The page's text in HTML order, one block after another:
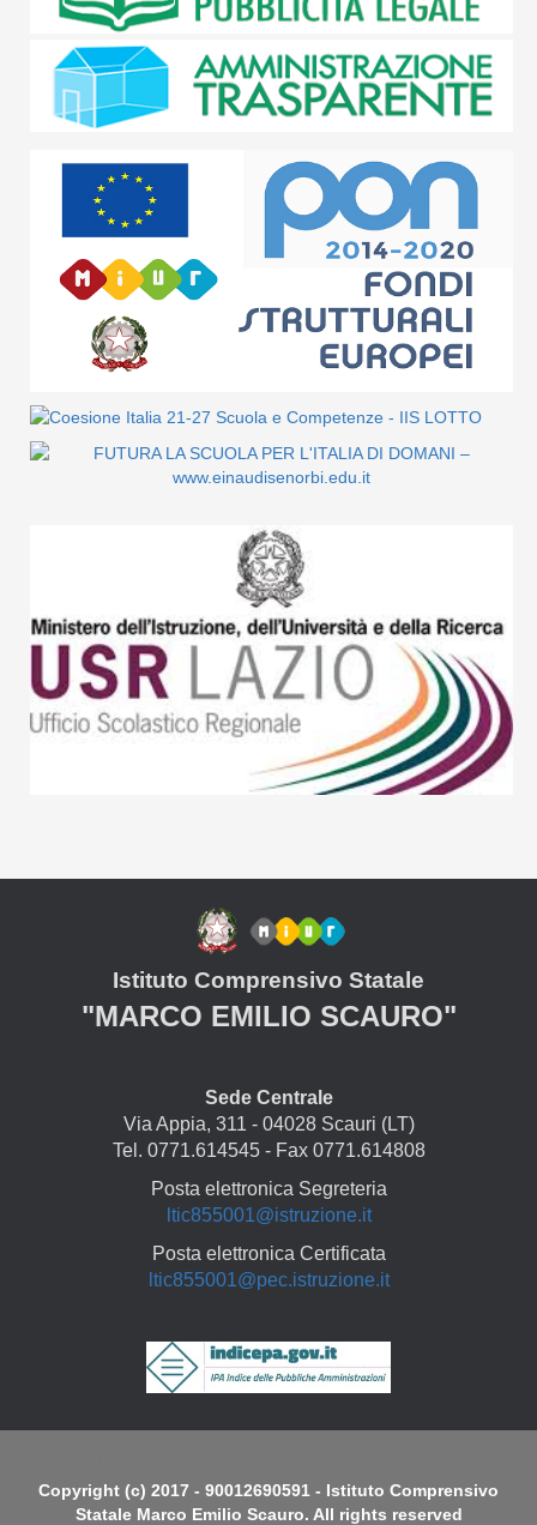
Istituto Comprensivo Statale
"MARCO EMILIO SCAURO"
Sede Centrale
Via Appia, 311 - 04028 Scauri (LT)
Tel. 0771.614545 - Fax 0771.614808
Posta elettronica Segreteria
ltic855001@istruzione.it
Posta elettronica Certificata
ltic855001@pec.istruzione.it
Copyright (c) 2017 - 90012690591 - Istituto Comprensivo
Statale Marco Emilio Scauro. All rights reserved